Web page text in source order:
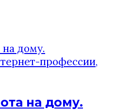
на дому.